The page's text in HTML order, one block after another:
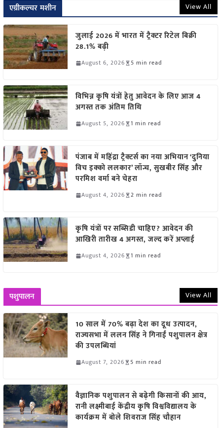
एग्रीकल्चर मशीन View All
जुलाई 2026 में भारत में ट्रैक्टर रिटेल बिक्री
28.1% बढ़ी
August 6, 2026 5 min read
विभिन्न कृषि यंत्रों हेतु आवेदन के लिए आज 4
अगस्त तक अंतिम तिथि
August 5, 2026 1 min read
पंजाब में महिंद्रा ट्रैक्टर्स का नया अभियान ‘दुनिया
विच इक्को ललकार’ लॉन्च, सुखबीर सिंह और
परमिश वर्मा बने चेहरा
August 4, 2026 2 min read
कृषि यंत्रों पर सब्सिडी चाहिए? आवेदन की
आखिरी तारीख 4 अगस्त, जल्द करें अप्लाई
August 4, 2026 1 min read
पशुपालन View All
10 साल में 70% बढ़ा देश का दूध उत्पादन,
राज्यसभा में ललन सिंह ने गिनाईं पशुपालन क्षेत्र
की उपलब्धियां
August 7, 2026 5 min read
वैज्ञानिक पशुपालन से बढ़ेगी किसानों की आय,
रानी लक्ष्मीबाई केंद्रीय कृषि विश्वविद्यालय के
कार्यक्रम में बोले शिवराज सिंह चौहान